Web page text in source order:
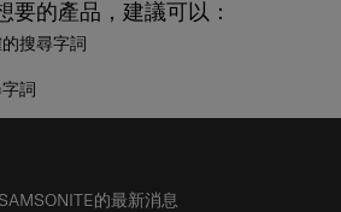
要的產品，建議可以：
搜尋字詞
詞
的最新消息